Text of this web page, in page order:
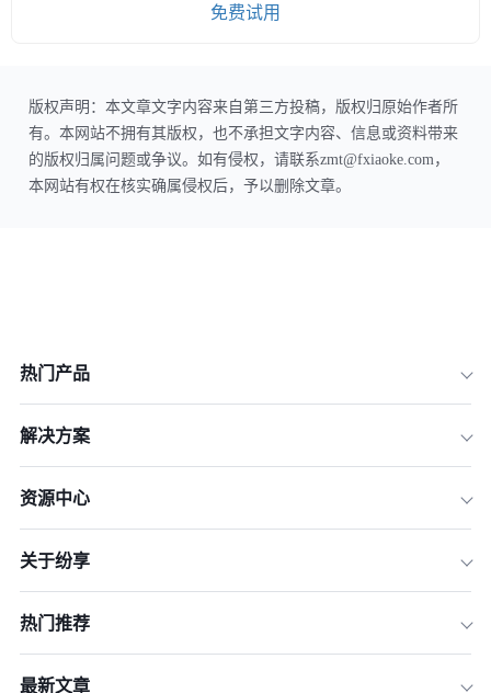
免费试用
版权声明：本文章文字内容来自第三方投稿，版权归原始作者所
有。本网站不拥有其版权，也不承担文字内容、信息或资料带来
的版权归属问题或争议。如有侵权，请联系zmt@fxiaoke.com，
本网站有权在核实确属侵权后，予以删除文章。
热门产品
解决方案
资源中心
关于纷享
热门推荐
最新文章